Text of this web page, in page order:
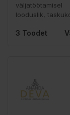
looduslik,
3 Toodet